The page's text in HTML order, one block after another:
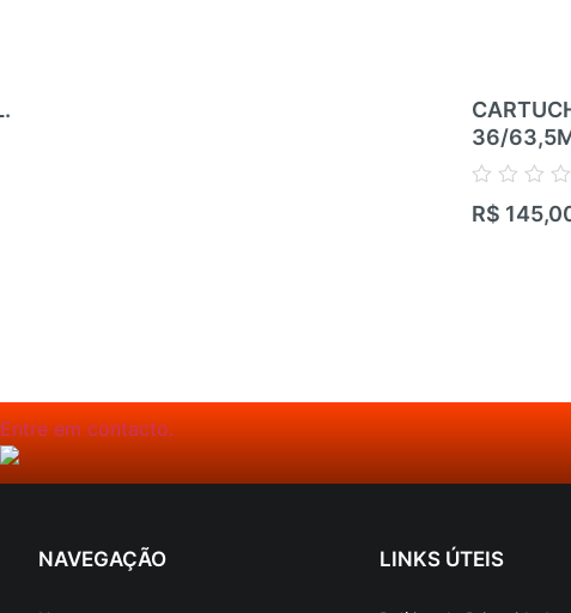
36/
Avaliação
0
R$
NAVEGAÇÃO LINKS ÚTEIS